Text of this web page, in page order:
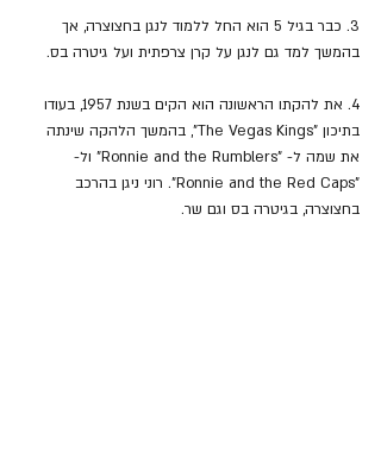
3. כבר בגיל 5 הוא החל ללמוד לנגן בחצוצרה, אך
בהמשך למד גם לנגן על קרן צרפתית ועל גיטרה בס.
4. את להקתו הראשונה הוא הקים בשנת 1957, בעודו
בתיכון "The Vegas Kings", בהמשך הלהקה שינתה
את שמה ל- "Ronnie and the Rumblers" ול-
"Ronnie and the Red Caps". רוני ניגן בהרכב
בחצוצרה, בגיטרה בס וגם שר.